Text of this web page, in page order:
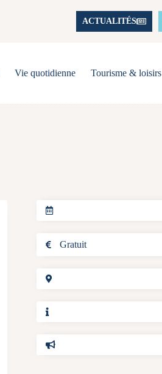
ACTUALITÉS
Vie quotidienne Tourisme & loisirs
Gratuit